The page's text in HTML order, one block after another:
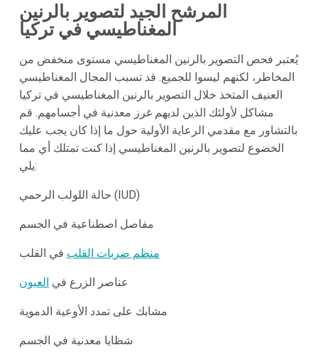
المرشح الجيد لتصوير بالرنين
المغناطيسي في تركيا
يُعتبر فحص التصوير بالرنين المغناطيسي مستوى منخفض من
المخاطر، لكنهم ليسوا للجميع. قد تسبب المجال المغناطيسي
العنيف المتخذ خلال التصوير بالرنين المغناطيسي في تركيا
مشاكل لأولئك الذين لديهم غرز معدنية في أجسامهم. قم
بالتشاور مع مقدمي الرعاية الأولية حول ما إذا كان يجب عليك
الخضوع لتصوير بالرنين المغناطيسي إذا كنت تمتلك أي مما
يلي:
حالة اللولب الرحمي (IUD)
مفاصل اصطناعية في الجسم
منظم ضربات القلب في القلب
عناصر الزرع في العيون
مشابك على تمدد الأوعية الدموية
شظايا معدنية في الجسم